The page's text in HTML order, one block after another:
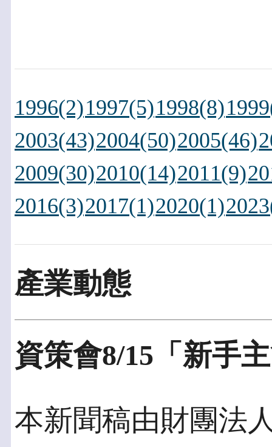
1996(2)1997(5)1998(8)
2003(43)2004(50)2005(46)
2009(30)2010(14)2011(9)
2016(3)2017(1)2020(1)
產業動態
資策會8/15「新手
本新聞稿由財團法